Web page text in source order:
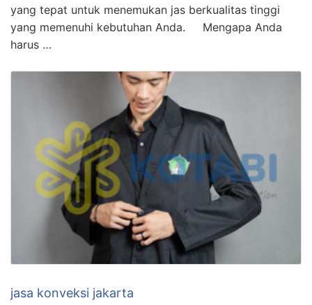
yang tepat untuk menemukan jas berkualitas tinggi
yang memenuhi kebutuhan Anda. Mengapa Anda
harus …
jasa konveksi jakarta